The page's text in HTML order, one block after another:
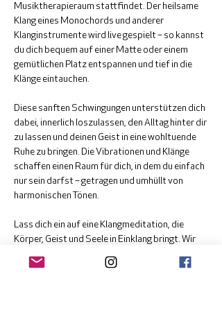
Musiktherapieraum stattfindet. Der heilsame
Klang eines Monochords und anderer
Klanginstrumente wird live gespielt – so kannst
du dich bequem auf einer Matte oder einem
gemütlichen Platz entspannen und tief in die
Klänge eintauchen.
Diese sanften Schwingungen unterstützen dich
dabei, innerlich loszulassen, den Alltag hinter dir
zu lassen und deinen Geist in eine wohltuende
Ruhe zu bringen. Die Vibrationen und Klänge
schaffen einen Raum für dich, in dem du einfach
nur sein darfst – getragen und umhüllt von
harmonischen Tönen.
Lass dich ein auf eine Klangmeditation, die
Körper, Geist und Seele in Einklang bringt. Wir
freuen uns, dich auf dieser Reise zu begleiten!